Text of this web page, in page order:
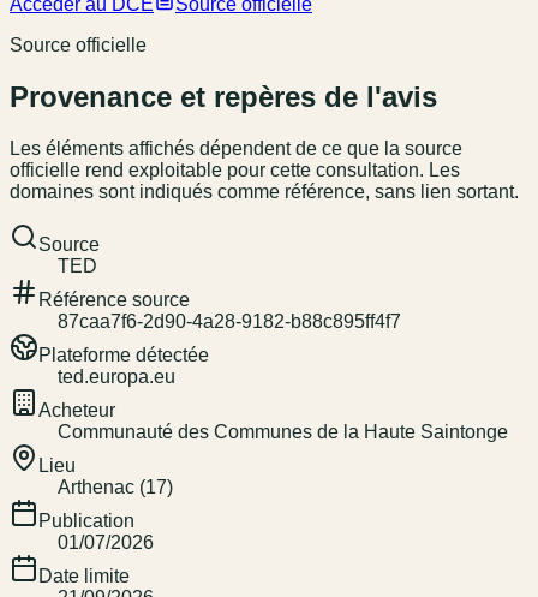
Accéder au DCE
Source officielle
Source officielle
Provenance et repères de l'avis
Les éléments affichés dépendent de ce que la source
officielle rend exploitable pour cette consultation. Les
domaines sont indiqués comme référence, sans lien sortant.
Source
TED
Référence source
87caa7f6-2d90-4a28-9182-b88c895ff4f7
Plateforme détectée
ted.europa.eu
Acheteur
Communauté des Communes de la Haute Saintonge
Lieu
Arthenac (17)
Publication
01/07/2026
Date limite